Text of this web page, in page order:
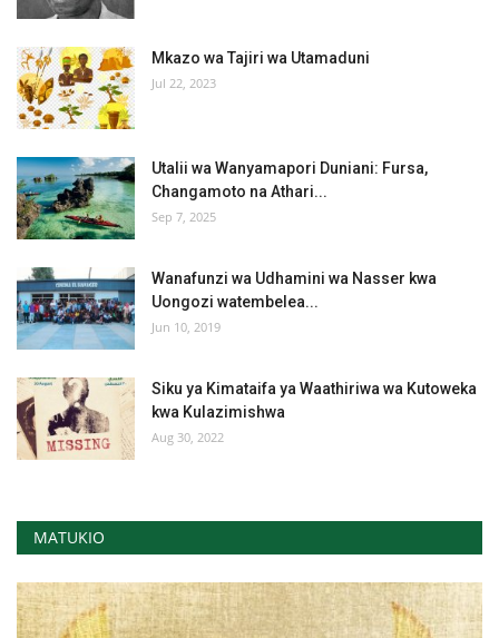
Mkazo wa Tajiri wa Utamaduni
Jul 22, 2023
Utalii wa Wanyamapori Duniani: Fursa,
Changamoto na Athari...
Sep 7, 2025
Wanafunzi wa Udhamini wa Nasser kwa
Uongozi watembelea...
Jun 10, 2019
Siku ya Kimataifa ya Waathiriwa wa Kutoweka
kwa Kulazimishwa
Aug 30, 2022
MATUKIO